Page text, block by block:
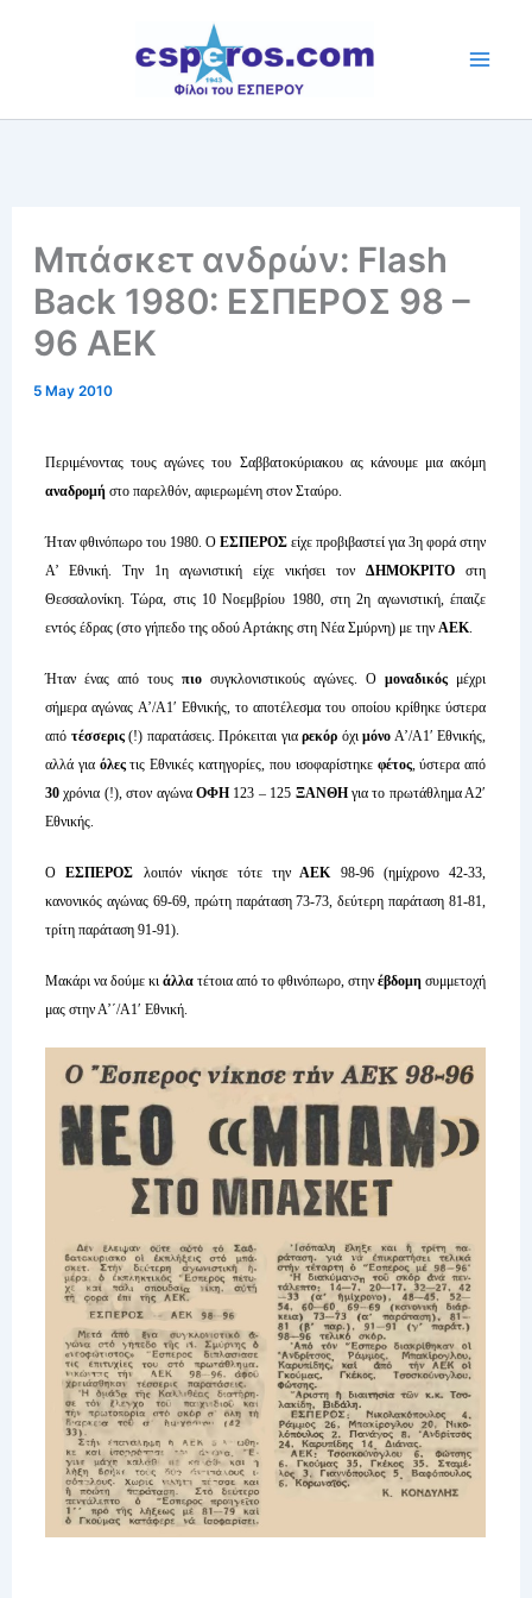
Mπάσκετ ανδρών: Flash
Back 1980: ΕΣΠΕΡΟΣ 98 –
96 AEK
5 May 2010
Περιμένοντας τους αγώνες του Σαββατοκύριακου ας κάνουμε μια ακόμη
αναδρομή στο παρελθόν, αφιερωμένη στον Σταύρο.
Ήταν φθινόπωρο του 1980. ΟΕΣΠΕΡΟΣείχε προβιβαστεί για 3η φορά στην
Α’ Εθνική. Την 1η αγωνιστική είχε νικήσει τονΔΗΜΟΚΡΙΤΟ στη
Θεσσαλονίκη. Τώρα, στις 10 Νοεμβρίου 1980, στη 2η αγωνιστική, έπαιζε
εντός έδρας (στο γήπεδο της οδού Αρτάκης στη Νέα Σμύρνη) με τηνΑΕΚ.
Ήταν ένας από τουςπιο συγκλονιστικούς αγώνες. Ομοναδικός μέχρι
σήμερα αγώνας Α’/Α1′ Εθνικής, το αποτέλεσμα του οποίου κρίθηκε ύστερα
από τέσσερις(!) παρατάσεις. Πρόκειται γιαρεκόρ όχιμόνο Α’/Α1′ Εθνικής,
αλλά για όλεςτις Εθνικές κατηγορίες, που ισοφαρίστηκε φέτος, ύστερα από
30 χρόνια (!), στον αγώναΟΦΗ 123 – 125 ΞΑΝΘΗ για το πρωτάθλημα Α2′
Εθνικής.
ΟΕΣΠΕΡΟΣ λοιπόν νίκησε τότε την ΑΕΚ98-96 (ημίχρονο 42-33,
κανονικός αγώνας 69-69, πρώτη παράταση 73-73, δεύτερη παράταση 81-81,
τρίτη παράταση 91-91).
Μακάρι να δούμε κι άλλα τέτοια από το φθινόπωρο, στηνέβδομη συμμετοχή
μας στην Α’΄/Α1′ Εθνική.